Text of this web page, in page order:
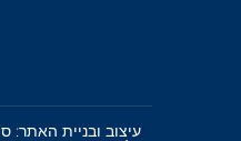
עיצוב ובניית האתר: